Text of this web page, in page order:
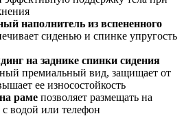
наполнитель из вспененного
сиденью и спинке упругость
на заднике спинки сидения
премиальный вид, защищает от
ее износостойкость
раме позволяет размещать на
водой или телефон